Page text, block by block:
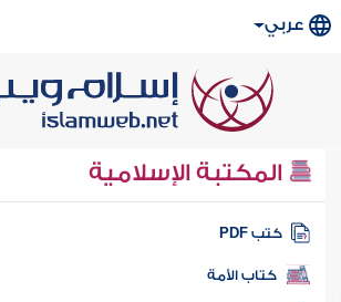
عربي
المكتبة الإسلامية
كتب PDF